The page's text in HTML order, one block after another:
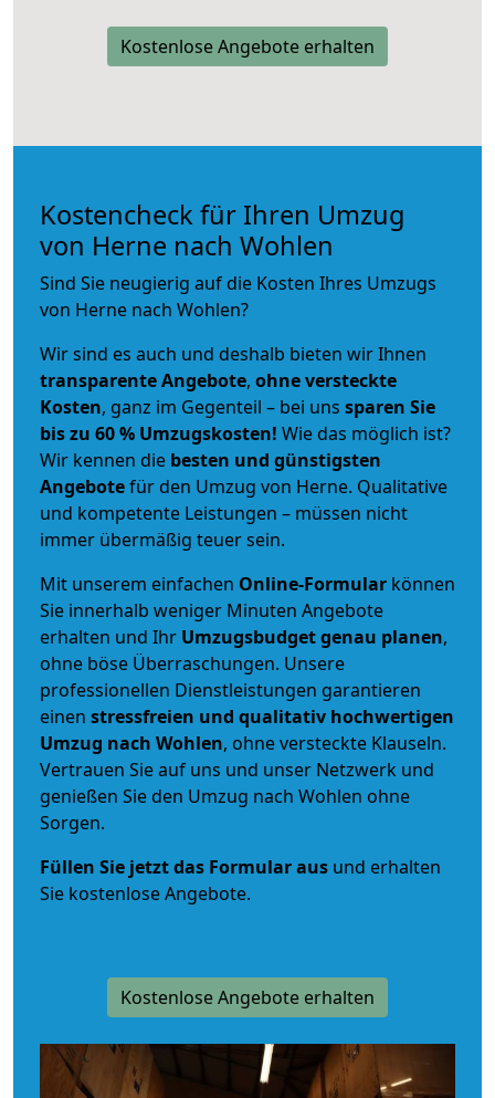
Kostenlose Angebote erhalten
Kostencheck für Ihren Umzug
von Herne nach Wohlen
Sind Sie neugierig auf die Kosten Ihres Umzugs
von Herne nach Wohlen?
Wir sind es auch und deshalb bieten wir Ihnen
transparente Angebote, ohne versteckte
Kosten, ganz im Gegenteil – bei uns sparen Sie
bis zu 60 % Umzugskosten! Wie das möglich ist?
Wir kennen die besten und günstigsten
Angebotefür den Umzug von Herne. Qualitative
und kompetente Leistungen – müssen nicht
immer übermäßig teuer sein.
Mit unserem einfachen Online-Formular können
Sie innerhalb weniger Minuten Angebote
erhalten und Ihr Umzugsbudgetgenau planen,
ohne böse Überraschungen. Unsere
professionellen Dienstleistungen garantieren
einen stressfreien und qualitativ hochwertigen
Umzug nach Wohlen, ohne versteckte Klauseln.
Vertrauen Sie auf uns und unser Netzwerk und
genießen Sie den Umzug nach Wohlen ohne
Sorgen.
Füllen Sie jetzt das Formular aus und erhalten
Sie kostenlose Angebote.
Kostenlose Angebote erhalten